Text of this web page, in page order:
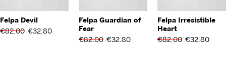
Felpa Devil
€82.00 €32.80
Felpa Guardian of
Fear
€82.00 €32.80
Felpa Irresistible
Heart
€82.00 €32.80